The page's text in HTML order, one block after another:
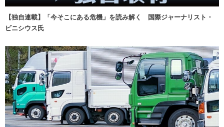
【独自連載】「今そこにある危機」を読み解く 国際ジャーナリスト・
ビニシウス氏